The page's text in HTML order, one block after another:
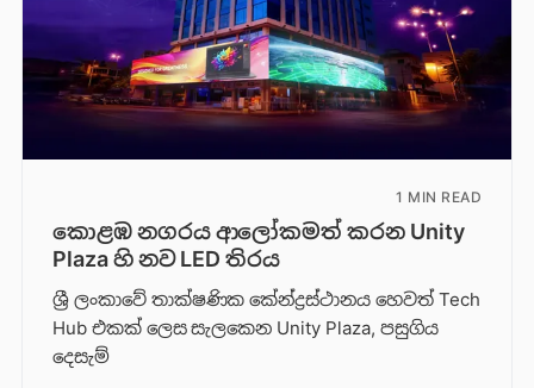
1 MIN READ
කොළඹ නගරය ආලෝකමත් කරන Unity
Plaza හි නව LED තිරය
ශ්‍රී ලංකාවේ තාක්ෂණික කේන්ද්‍රස්ථානය හෙවත් Tech
Hub එකක් ලෙස සැලකෙන Unity Plaza, පසුගිය
දෙසැම්